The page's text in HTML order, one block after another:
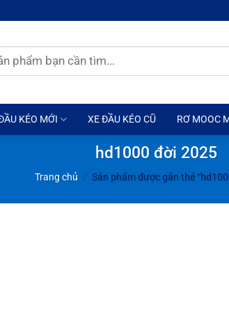
KÉO MỚI XE ĐẦU KÉO CŨ RƠ MOOC
hd1000 đời 2025
Trang chủ / Sản phẩm được gắn thẻ